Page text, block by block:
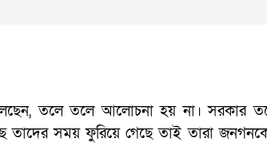
তলে তলে আলোচনা হয় না। সরকার
সময় ফুরিয়ে গেছে তাই তারা জনগনকে